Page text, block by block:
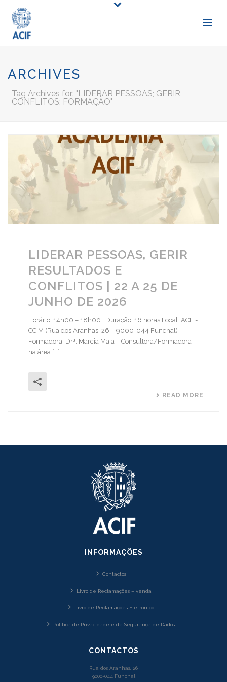
ARCHIVES
Tag Archives for: "LIDERAR PESSOAS; GERIR
CONFLITOS; FORMAÇÃO"
LIDERAR PESSOAS, GERIR
RESULTADOS E
CONFLITOS | 22 A 25 DE
JUNHO DE 2026
Horário: 14h00 – 18h00 Duração: 16 horas Local: ACIF-
CCIM (Rua dos Aranhas, 26 – 9000-044 Funchal)
Formadora: Drª. Marcia Maia – Consultora/Formadora
na área [...]
READ MORE
INFORMAÇÕES
Contactos
Livro de Reclamações – venda
Livro de Reclamações Eletrónico
Política de Privacidade e de Segurança de Dados
CONTACTOS
Rua dos Aranhas, 26
9000-044 Funchal